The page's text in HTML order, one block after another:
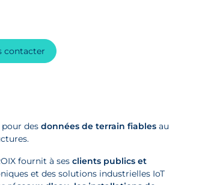
contacter
des données de terrain fiables au
​.
fournit à ses clients publics et
et des solutions industrielles IoT